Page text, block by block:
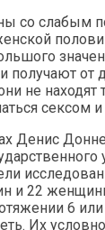
со слабым
получают от
не находят
сексом и
Денис
и 22
6
Их